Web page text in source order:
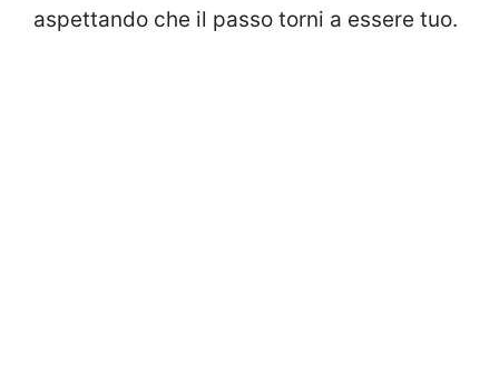
aspettando che il passo torni a essere tuo.